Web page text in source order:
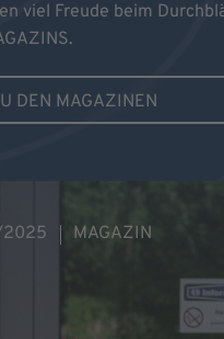
viel Freude beim
DEN MAGAZINEN
2025 MAGAZIN